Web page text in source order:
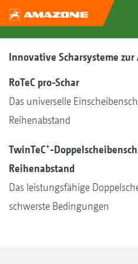
Innovative Scharsysteme
RoTeC pro-Schar
Das universelle
Reihenabstand
TwinTeC+-
Reihenabstand
Das leistungsfähige
schwerste Bedingungen